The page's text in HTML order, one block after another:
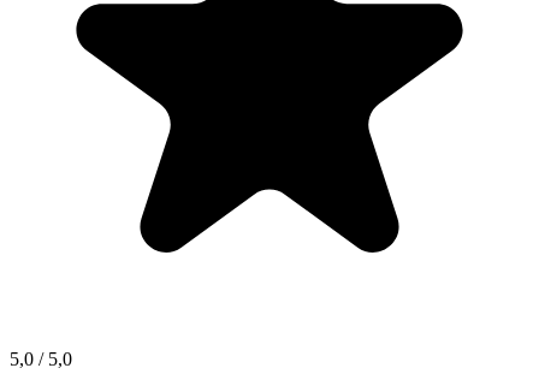
5,0 / 5,0